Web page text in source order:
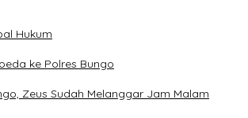
Hukum
ke Polres Bungo
Zeus Sudah Melanggar Jam Malam